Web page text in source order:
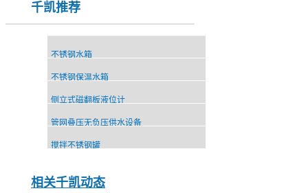
千凯推荐
不锈钢水箱
不锈钢保温水箱
侧立式磁翻板液位计
管网叠压无负压供水设备
搅拌不锈钢罐
相关千凯动态